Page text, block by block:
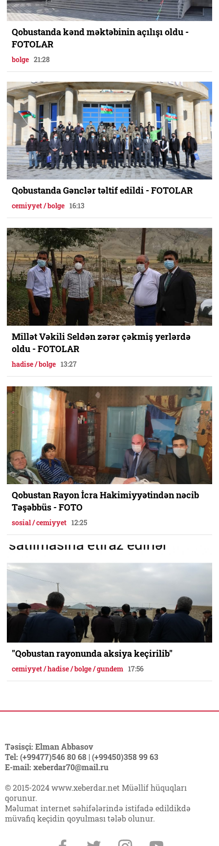
Qobustanda kənd məktəbinin açılışı oldu -
FOTOLAR
bolge 21:28
Qobustanda Gənclər təltif edildi - FOTOLAR
cemiyyet / bolge 16:13
Millət Vəkili Seldən zərər çəkmiş yerlərdə
oldu - FOTOLAR
hadise / bolge 13:27
Qobustan Rayon İcra Hakimiyyətindən nəcib
Təşəbbüs - FOTO
sosial / cemiyyet 12:25
"Qobustan rayonunda aksiya keçirilib"
cemiyyet / hadise / bolge / gundem 17:56
Təsisçi: Elman Abbasov
Tel: (+99477)546 80 68 | (+99450)358 99 63
E-mail: xeberdar70@mail.ru
© 2015-2024 www.xeberdar.net Müəllif hüquqları
qorunur.
Məlumat internet səhifələrində istifadə edildikdə
müvafiq keçidin qoyulması tələb olunur.